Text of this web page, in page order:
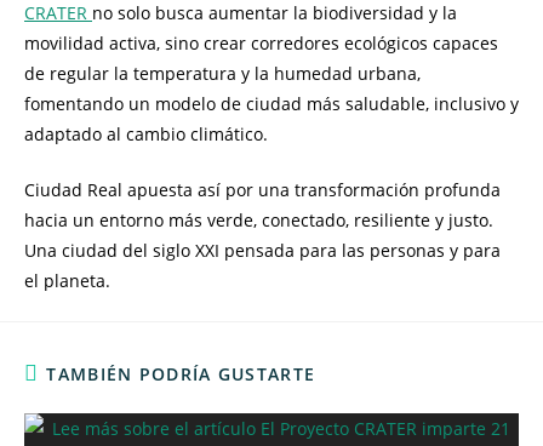
CRATER no solo busca aumentar la biodiversidad y la
movilidad activa, sino crear corredores ecológicos capaces
de regular la temperatura y la humedad urbana,
fomentando un modelo de ciudad más saludable, inclusivo y
adaptado al cambio climático.
Ciudad Real apuesta así por una transformación profunda
hacia un entorno más verde, conectado, resiliente y justo.
Una ciudad del siglo XXI pensada para las personas y para
el planeta.
TAMBIÉN PODRÍA GUSTARTE